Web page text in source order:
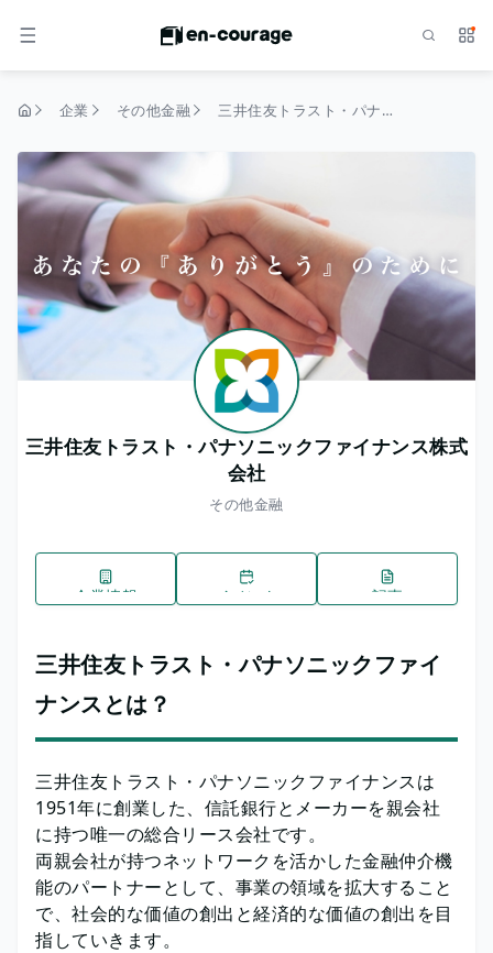
メニュー サ
企業 その他金融 三井住友トラスト・パナソニックファイナンス株式会社
三井住友トラスト・パナソニックファイナンス株式
会社
その他金融
企業情報 イベント 記事
三井住友トラスト・パナソニックファイ
ナンスとは？
三井住友トラスト・パナソニックファイナンスは
1951年に創業した、信託銀行とメーカーを親会社
に持つ唯一の総合リース会社です。
両親会社が持つネットワークを活かした金融仲介機
能のパートナーとして、事業の領域を拡大すること
で、社会的な価値の創出と経済的な価値の創出を目
指していきます。